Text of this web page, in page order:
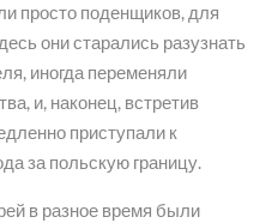
просто поденщиков, для
они старались разузнать
иногда переменяли
и, наконец, встретив
приступали к
за польскую границу.
в разное время были